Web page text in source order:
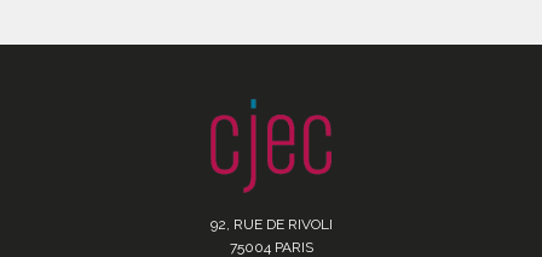
92, RUE DE RIVOLI
75004 PARIS